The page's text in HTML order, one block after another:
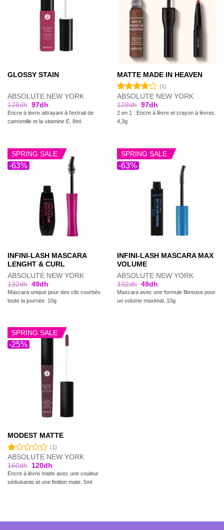
GLOSSY STAIN
ABSOLUTE NEW YORK
128dh 97dh
Encre à lèvre attrayant à l'extrait de
camomille et la vitamine E. 8ml
MATTE MADE IN HEAVEN
Note
4.00sur
5
(1)
ABSOLUTE NEW YORK
128dh 97dh
2 en 1 : Encre à lèvre et crayon à lèvres.
4,3g
-63%
SPRING SALE
INFINI-LASH MASCARA
LENGHT & CURL
ABSOLUTE NEW YORK
132dh 49dh
Mascara unique pour des cils courbés
toute la journée. 10g
-63%
SPRING SALE
INFINI-LASH MASCARA MAX
VOLUME
ABSOLUTE NEW YORK
132dh 49dh
Mascara avec une formule fibreuse pour
un volume maximal. 10g
-25%
SPRING SALE
MODEST MATTE
Note
1.00
sur
5
(1)
ABSOLUTE NEW YORK
160dh 120dh
Encre à lèvre matte avec une couleur
séduisante et une finition mate. 5ml